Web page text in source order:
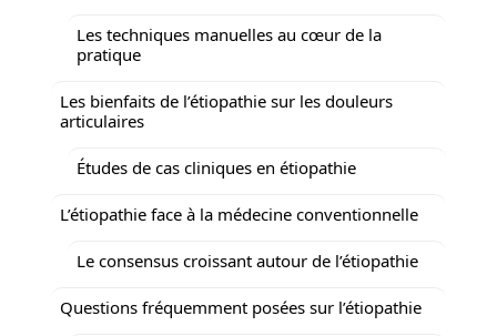
Les techniques manuelles au cœur de la
pratique
Les bienfaits de l’étiopathie sur les douleurs
articulaires
Études de cas cliniques en étiopathie
L’étiopathie face à la médecine conventionnelle
Le consensus croissant autour de l’étiopathie
Questions fréquemment posées sur l’étiopathie